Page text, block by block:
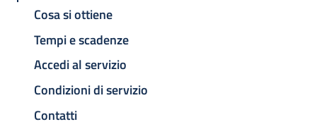
Cosa si ottiene
Tempi e scadenze
Accedi al servizio
Condizioni di servizio
Contatti